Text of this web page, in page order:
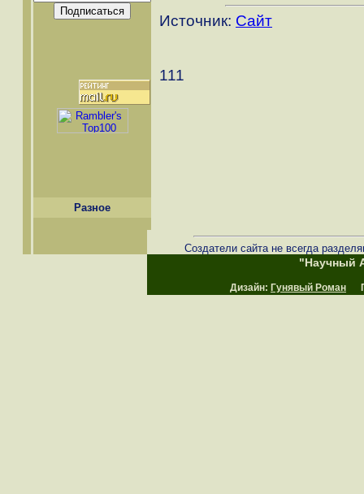
Разное
Источник: Сайт
111
Создатели сайта не всегда
"Научный
Дизайн: Гунявый Роман